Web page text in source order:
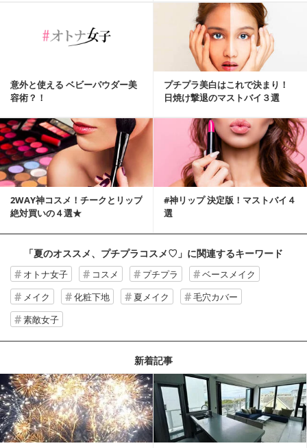
意外と使える ベビーパウダー美
容術？！
プチプラ美白はこれで決まり！
日焼け撃退のマストバイ３選
2WAY神コスメ！チークとリップ
絶対買いの４選★
#神リップ 決定版！マストバイ４
選
「夏のオススメ、プチプラコスメ♡」 に関連するキーワード
オトナ女子 コスメ プチプラ
ベースメイク
メイク
化粧下地 夏メイク
毛穴カバー
素敵女子
新着記事